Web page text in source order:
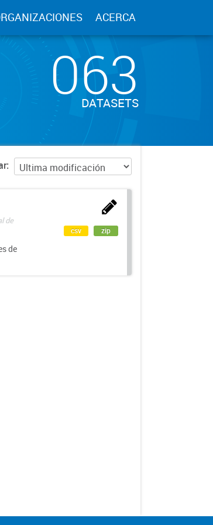
ACERCA
063
DATASETS
de
de
csv zip